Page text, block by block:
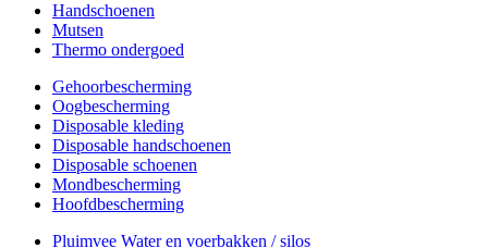
Handschoenen
Mutsen
Thermo ondergoed
Gehoorbescherming
Oogbescherming
Disposable kleding
Disposable handschoenen
Disposable schoenen
Mondbescherming
Hoofdbescherming
Pluimvee Water en voerbakken / silos